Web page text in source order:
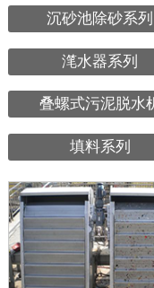
沉砂池除砂系列
滗水器系列
叠螺式污泥脱水
填料系列